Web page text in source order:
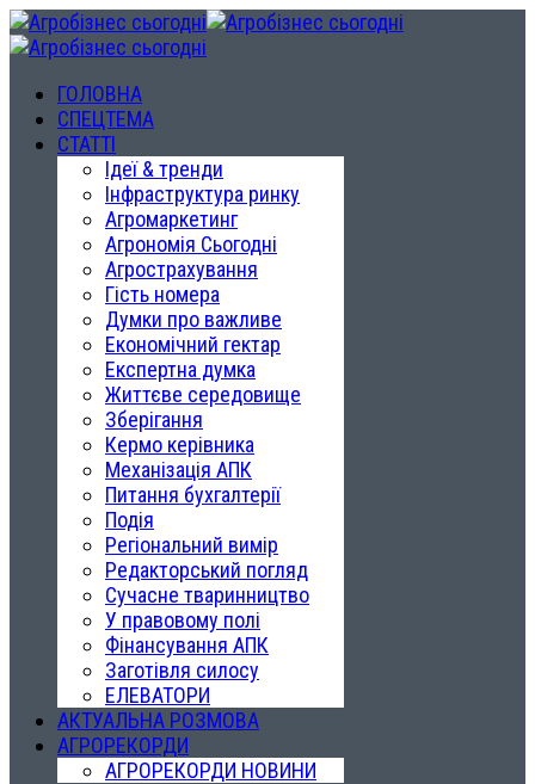
ГОЛОВНА
СПЕЦТЕМА
СТАТТІ
Ідеї & тренди
Інфраструктура ринку
Агромаркетинг
Агрономія Сьогодні
Агрострахування
Гість номера
Думки про важливе
Економічний гектар
Експертна думка
Життєве середовище
Зберігання
Кермо керівника
Механізація АПК
Питання бухгалтерії
Подія
Регіональний вимір
Редакторський погляд
Сучасне тваринництво
У правовому полі
Фінансування АПК
Заготівля силосу
ЕЛЕВАТОРИ
АКТУАЛЬНА РОЗМОВА
АГРОРЕКОРДИ
АГРОРЕКОРДИ НОВИНИ